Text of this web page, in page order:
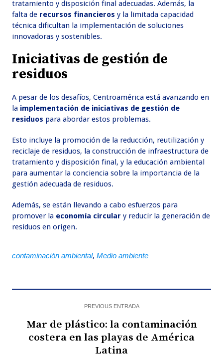
tratamiento y disposición final adecuadas. Además, la
falta de recursos financierosy la limitada capacidad
técnica dificultan la implementación de soluciones
innovadoras y sostenibles.
Iniciativas de gestión de
residuos
A pesar de los desafíos, Centroamérica está avanzando en
la implementación de iniciativas de gestión de
residuos para abordar estos problemas.
Esto incluye la promoción de la reducción, reutilización y
reciclaje de residuos, la construcción de infraestructura de
tratamiento y disposición final, y la educación ambiental
para aumentar la conciencia sobre la importancia de la
gestión adecuada de residuos.
Además, se están llevando a cabo esfuerzos para
promover la economía circular y reducir la generación de
residuos en origen.
contaminación ambiental,Medio ambiente
PREVIOUS ENTRADA
Mar de plástico: la contaminación
costera en las playas de América
Latina